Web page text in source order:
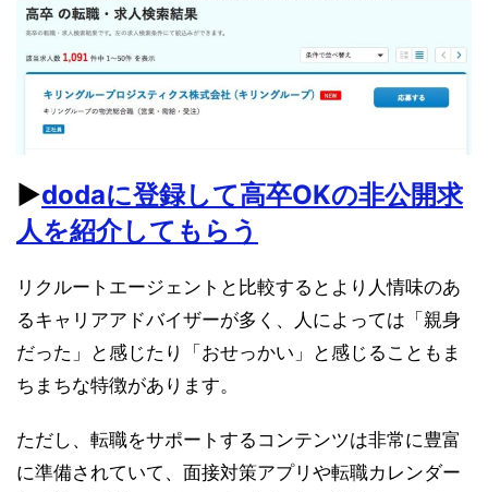
▶︎dodaに登録して高卒OKの非公開求
人を紹介してもらう
リクルートエージェントと比較するとより人情味のあ
るキャリアアドバイザーが多く、人によっては「親身
だった」と感じたり「おせっかい」と感じることもま
ちまちな特徴があります。
ただし、転職をサポートするコンテンツは非常に豊富
に準備されていて、面接対策アプリや転職カレンダー